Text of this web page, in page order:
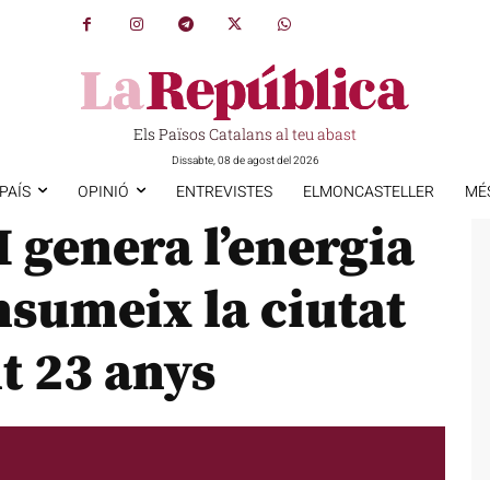
Els Països Catalans al teu abast
Dissabte, 08 de agost del 2026
OPINIÓ ENTREVISTES ELMONCASTELLER
l’energia
la ciutat
23 anys